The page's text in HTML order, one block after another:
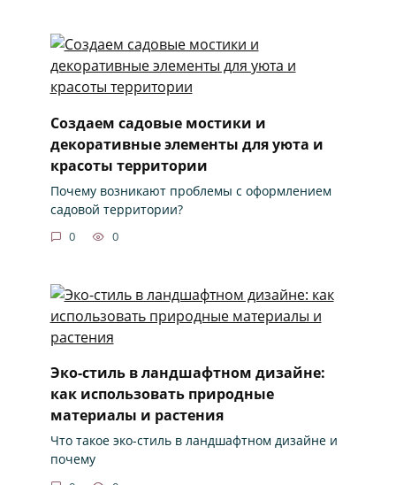
Создаем садовые мостики и
декоративные элементы для уюта и
красоты территории
Почему возникают проблемы с оформлением
садовой территории?
0 0
Эко-стиль в ландшафтном дизайне:
как использовать природные
материалы и растения
Что такое эко-стиль в ландшафтном дизайне и
почему